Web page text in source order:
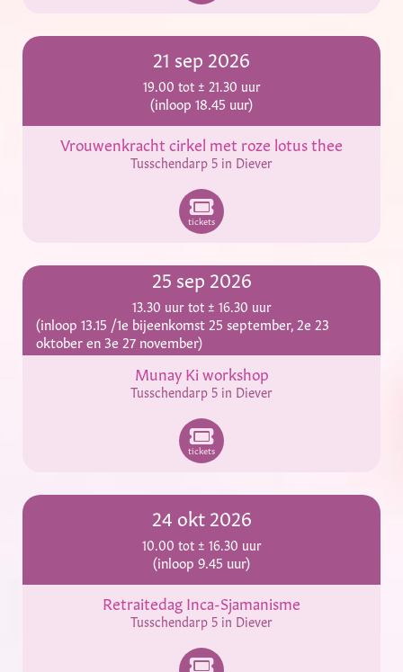
21 sep 2026
19.00 tot ± 21.30 uur
(inloop 18.45 uur)
Vrouwenkracht cirkel met roze lotus thee
Tusschendarp 5 in Diever
tickets
25 sep 2026
13.30 uur tot ± 16.30 uur
(inloop 13.15 /1e bijeenkomst 25 september, 2e 23
oktober en 3e 27 november)
Munay Ki workshop
Tusschendarp 5 in Diever
tickets
24 okt 2026
10.00 tot ± 16.30 uur
(inloop 9.45 uur)
Retraitedag Inca-Sjamanisme
Tusschendarp 5 in Diever